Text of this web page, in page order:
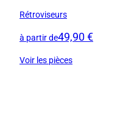
Rétroviseurs
à partir de49,90 €
Voir les pièces